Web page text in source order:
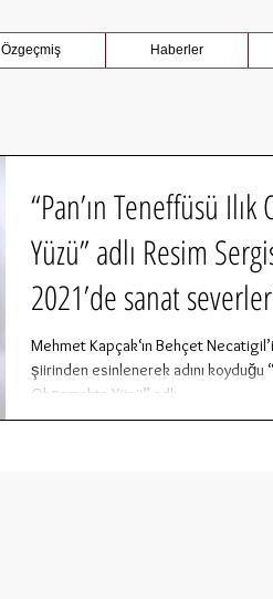
Özgeçmiş Haberler
“Pan’ın Teneffüsü Ilık
Yüzü” adlı Resim
2021’de sanat
Mehmet Kapçak‘ın Behçet
şiirinden esinlenerek adını koyduğu
Okşamakta Yüzü” adlı...